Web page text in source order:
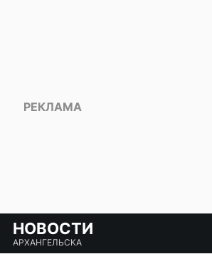
НОВОСТИ
АРХАНГЕЛЬСКА